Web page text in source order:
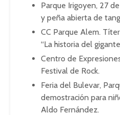
Parque Irigoyen, 27
y peña abierta de
CC Parque Alem.
“La historia del
Centro de
Festival de Rock.
Feria del Bulevar,
demostración para
Aldo Fernández.